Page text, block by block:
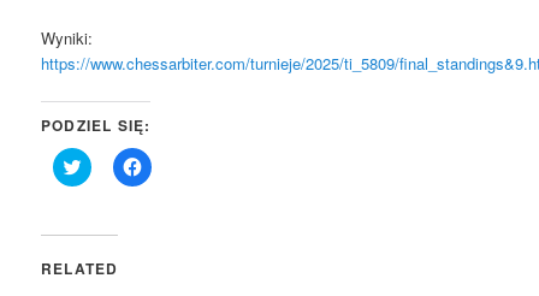
Wyniki:
https://www.chessarbiter.com/turnieje/2025/ti_5809/
PODZIEL SIĘ:
Click
to
(Opens
new
Click
to
RELATED